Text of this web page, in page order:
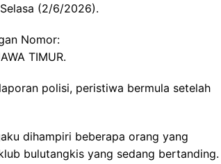
(2/6/2026).
Nomor:
TIMUR.
polisi, peristiwa bermula setelah
dihampiri beberapa orang yang
bulutangkis yang sedang bertanding.